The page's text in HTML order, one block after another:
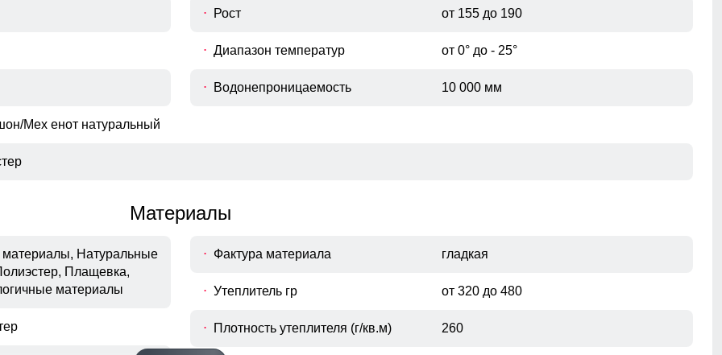
Боковые прорези
удобство и свободу движений.
удобство и свободу движений.
Рост от 155 до 190
Диапазон температур от 0° до - 25°
Водонепроницаемость 10 000 мм
Мех енот натуральный
Материалы
Натуральные
Плащевка,
материалы
Фактура материала гладкая
Утеплитель гр от 320 до 480
Плотность утеплителя (г/кв.м) 260